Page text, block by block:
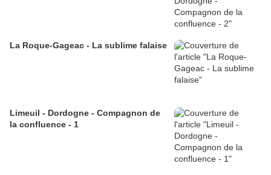
La Roque-Gageac - La sublime falaise
Limeuil - Dordogne - Compagnon de
la confluence - 1